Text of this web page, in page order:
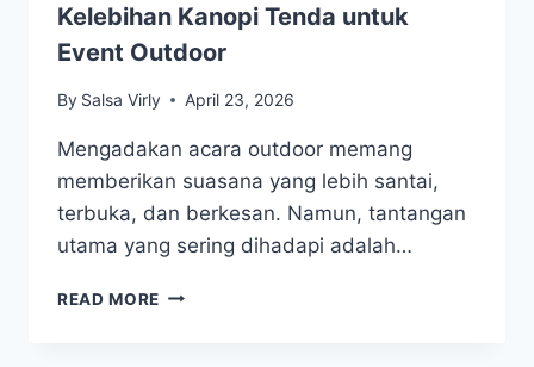
Kelebihan Kanopi Tenda untuk
Event Outdoor
By Salsa Virly April 23, 2026
Mengadakan acara outdoor memang
memberikan suasana yang lebih santai,
terbuka, dan berkesan. Namun, tantangan
utama yang sering dihadapi adalah…
READ MORE